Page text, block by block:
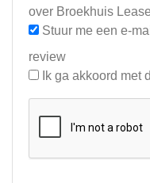
over Broekhuis Lease
Stuur me een e-
review
Ik ga akkoord met